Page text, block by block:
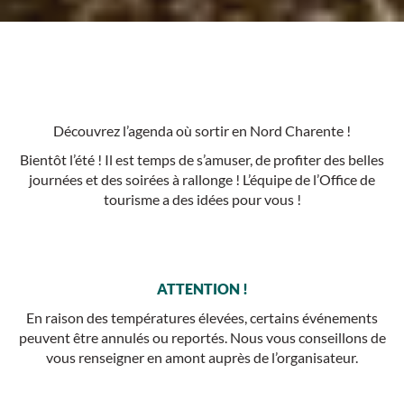
Découvrez l’agenda où sortir en Nord Charente !
Bientôt l’été ! Il est temps de s’amuser, de profiter des belles
journées et des soirées à rallonge ! L’équipe de l’Office de
tourisme a des idées pour vous !
ATTENTION !
En raison des températures élevées, certains événements
peuvent être annulés ou reportés. Nous vous conseillons de
vous renseigner en amont auprès de l’organisateur.